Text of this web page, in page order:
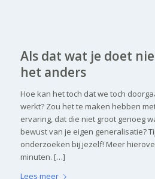
Als dat wat je doet
het anders
Hoe kan het toch dat we toch
werkt? Zou het te maken hebben
ervaring, dat die niet groot genoeg
bewust van je eigen generalisatie?
onderzoeken bij jezelf! Meer
minuten. […]
Lees meer